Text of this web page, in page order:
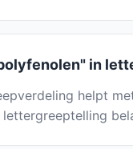
in
helpt